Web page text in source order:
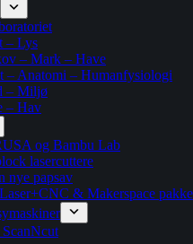
– Lys
– Mark – Have
– Anatomi – Humanfysiologi
– Miljø
– Hav
og Bambu Lab
lasercuttere
nye papsav
& Makerspace